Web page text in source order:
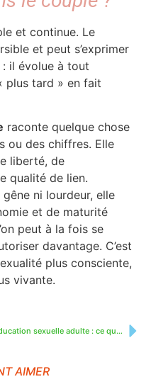
et continue. Le
et peut s’exprimer
: il évolue à tout
plus tard » en fait
raconte quelque chose
ou des chiffres. Elle
liberté, de
qualité de lien.
ni lourdeur, elle
et de maturité
peut à la fois se
davantage. C’est
plus consciente,
vivante.
Éducation sexuelle adulte : ce que l’école n’a jamais vraiment appris
AIMER